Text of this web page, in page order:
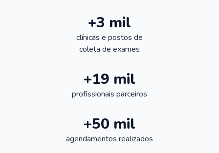
+3 mil
clínicas e postos de
coleta de exames
+19 mil
profissionais parceiros
+50 mil
agendamentos realizados